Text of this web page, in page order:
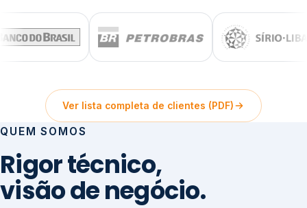
Ver lista completa de clientes (PDF)
QUEM SOMOS
Rigor técnico,
visão de negócio.